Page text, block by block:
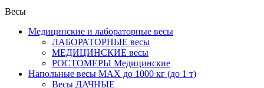
Весы
Медицинские и лабораторные весы
ЛАБОРАТОРНЫЕ весы
МЕДИЦИНСКИЕ весы
РОСТОМЕРЫ Медицинские
Напольные весы MAX до 1000 кг (до 1 т)
Весы ДАЧНЫЕ